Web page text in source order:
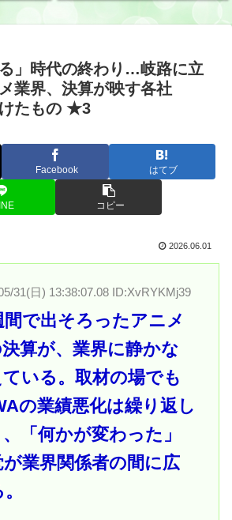
での写
る」時代の終わり…岐路に立
業界、決算が映す各社
たもの ★3
Facebook はてブ
コピー
2026.06.01
31(日) 13:38:07.08 ID:XvRYKMj39
間で出そろったアニメ
算が、業界に静かな
いる。取材の場でも
の業績悪化は繰り返し
「何かが変わった」
業界関係者の間に広